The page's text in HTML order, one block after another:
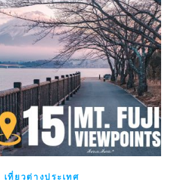
เที่ยวต่างประเทศ